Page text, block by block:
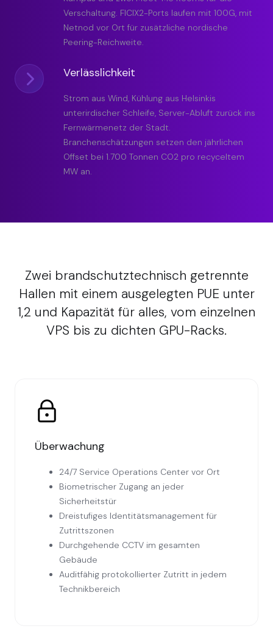
Verschaltung. FICIX2-Ports laufen mit 100G, mit
Netnod vor Ort für zusätzliche nordische
Peering-Reichweite.
Verlässlichkeit
Strom aus Wind, Kühlung aus Helsinkis
unterirdischer Schleife, Server-Abluft zurück ins
Fernwärmenetz der Stadt.
Branchenschätzungen setzen den jährlichen
Offset bei 1.700 Tonnen CO2 pro recyceltem
MW an.
Zwei brandschutztechnisch getrennte
Hallen mit einem ausgelegten PUE unter
1,2 und Kapazität für alles, vom einzelnen
VPS bis zu dichten GPU-Racks.
Überwachung
24/7 Service Operations Center vor Ort
Biometrischer Zugang an jeder
Sicherheitstür
Dreistufiges Identitätsmanagement für
Zutrittszonen
Durchgehende CCTV im gesamten
Gebäude
Auditfähig protokollierter Zutritt in jedem
Technikbereich